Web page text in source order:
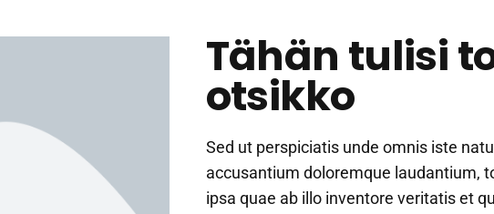
Tähän tulisi
otsikko
Sed ut perspiciatis unde omnis iste
accusantium doloremque laudantium,
ipsa quae ab illo inventore veritatis et